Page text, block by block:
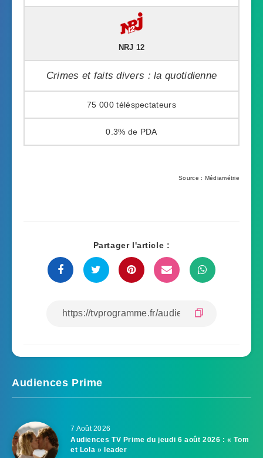
NRJ 12
Crimes et faits divers : la quotidienne
75 000
0.3%
Source : Médiamétrie
Partager l'article :
Audiences Prime
7 Août 2026
Audiences TV Prime du jeudi 6 août 2026 : « Tom
et Lola » leader